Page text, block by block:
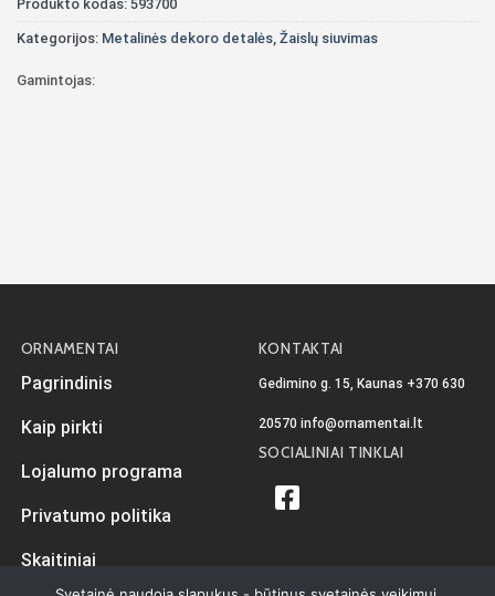
Produkto kodas: 593700
Kategorijos: Metalinės dekoro detalės, Žaislų siuvimas
Gamintojas:
ORNAMENTAI
Pagrindinis
Kaip pirkti
Lojalumo programa
Privatumo politika
Skaitiniai
KONTAKTAI
Gedimino g. 15, Kaunas +370 630
20570 info@ornamentai.lt
SOCIALINIAI TINKLAI